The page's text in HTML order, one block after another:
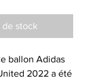
de stock
ballon Adidas
2022 a été